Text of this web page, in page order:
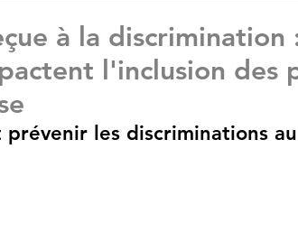
à la discrimination
l'inclusion des
les discriminations